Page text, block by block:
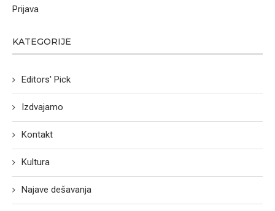
Prijava
KATEGORIJE
Editors' Pick
Izdvajamo
Kontakt
Kultura
Najave dešavanja